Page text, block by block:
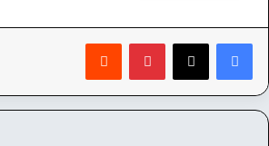
بينتيريست